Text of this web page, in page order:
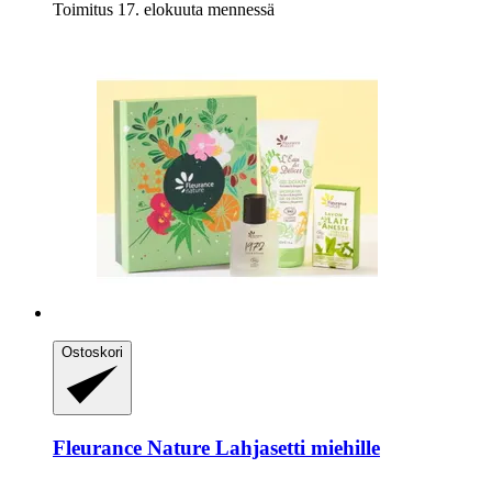
Toimitus 17. elokuuta mennessä
Ostoskori
Fleurance Nature Lahjasetti miehille